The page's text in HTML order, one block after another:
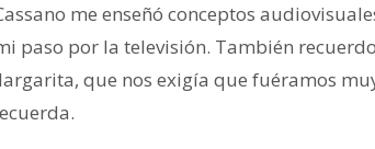
me enseñó conceptos
paso por la televisión. También recuerdo
que nos exigía que fuéramos